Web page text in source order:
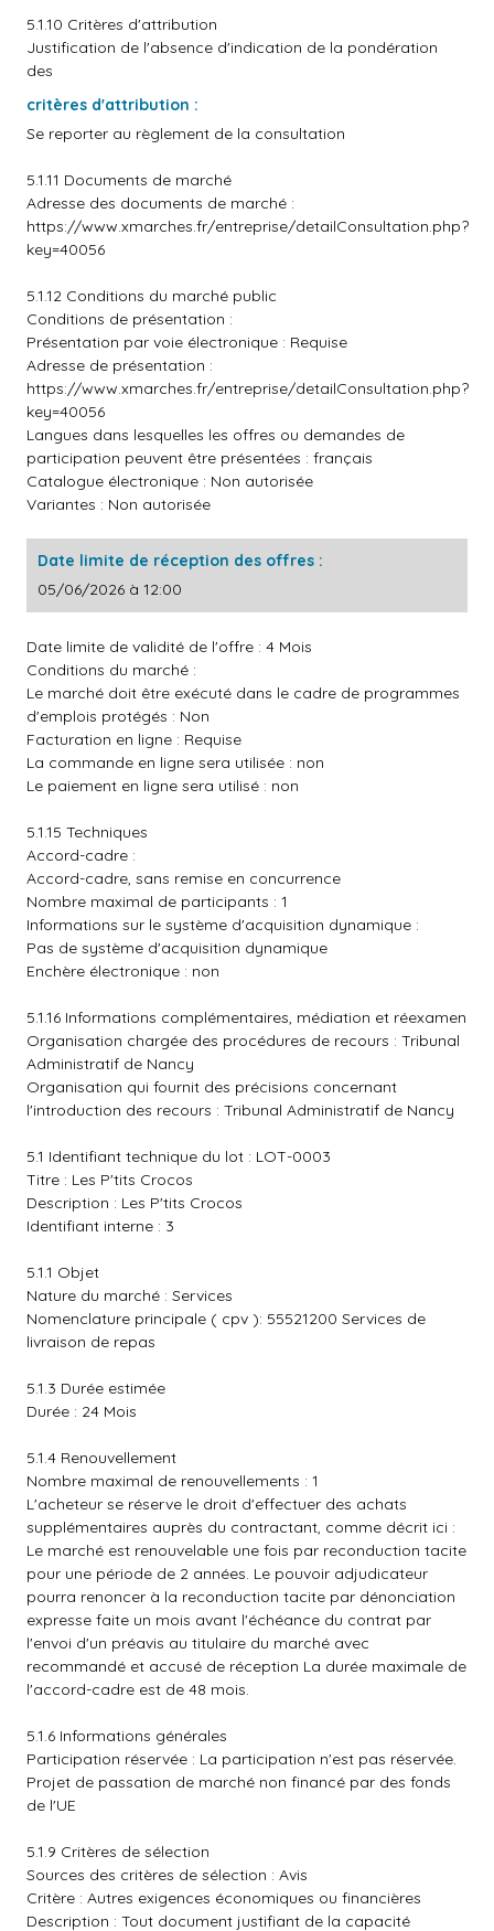
5.1.10 Critères d'attribution
Justification de l'absence d'indication de la pondération
des
critères d'attribution :
Se reporter au règlement de la consultation
5.1.11 Documents de marché
Adresse des documents de marché :
https://www.xmarches.fr/entreprise/detailConsultation.php?
key=40056
5.1.12 Conditions du marché public
Conditions de présentation :
Présentation par voie électronique : Requise
Adresse de présentation :
https://www.xmarches.fr/entreprise/detailConsultation.php?
key=40056
Langues dans lesquelles les offres ou demandes de
participation peuvent être présentées : français
Catalogue électronique : Non autorisée
Variantes : Non autorisée
Date limite de réception des offres :
05/06/2026 à 12:00
Date limite de validité de l'offre : 4 Mois
Conditions du marché :
Le marché doit être exécuté dans le cadre de programmes
d'emplois protégés : Non
Facturation en ligne : Requise
La commande en ligne sera utilisée : non
Le paiement en ligne sera utilisé : non
5.1.15 Techniques
Accord-cadre :
Accord-cadre, sans remise en concurrence
Nombre maximal de participants : 1
Informations sur le système d'acquisition dynamique :
Pas de système d'acquisition dynamique
Enchère électronique : non
5.1.16 Informations complémentaires, médiation et réexamen
Organisation chargée des procédures de recours : Tribunal
Administratif de Nancy
Organisation qui fournit des précisions concernant
l'introduction des recours : Tribunal Administratif de Nancy
5.1 Identifiant technique du lot : LOT-0003
Titre : Les P'tits Crocos
Description : Les P'tits Crocos
Identifiant interne : 3
5.1.1 Objet
Nature du marché : Services
Nomenclature principale ( cpv ): 55521200 Services de
livraison de repas
5.1.3 Durée estimée
Durée : 24 Mois
5.1.4 Renouvellement
Nombre maximal de renouvellements : 1
L'acheteur se réserve le droit d'effectuer des achats
supplémentaires auprès du contractant, comme décrit ici :
Le marché est renouvelable une fois par reconduction tacite
pour une période de 2 années. Le pouvoir adjudicateur
pourra renoncer à la reconduction tacite par dénonciation
expresse faite un mois avant l'échéance du contrat par
l'envoi d'un préavis au titulaire du marché avec
recommandé et accusé de réception La durée maximale de
l'accord-cadre est de 48 mois.
5.1.6 Informations générales
Participation réservée : La participation n'est pas réservée.
Projet de passation de marché non financé par des fonds
de l'UE
5.1.9 Critères de sélection
Sources des critères de sélection : Avis
Critère : Autres exigences économiques ou financières
Description : Tout document justifiant de la capacité